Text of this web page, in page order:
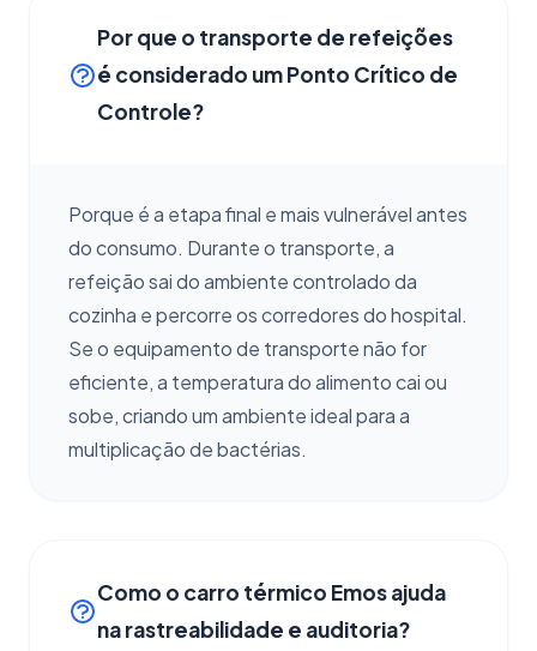
Por que o transporte de refeições
é considerado um Ponto Crítico de
Controle?
Porque é a etapa final e mais vulnerável antes
do consumo. Durante o transporte, a
refeição sai do ambiente controlado da
cozinha e percorre os corredores do hospital.
Se o equipamento de transporte não for
eficiente, a temperatura do alimento cai ou
sobe, criando um ambiente ideal para a
multiplicação de bactérias.
Como o carro térmico Emos ajuda
na rastreabilidade e auditoria?